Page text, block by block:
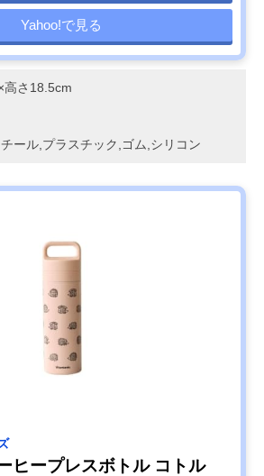
Yahoo!で見る
高さ18.5cm
チール,プラスチック,ゴム,シリコン
ヒープレスボトル コトル